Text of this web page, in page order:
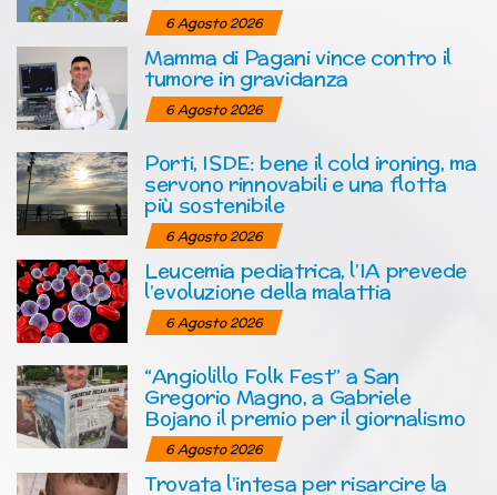
6 Agosto 2026
Mamma di Pagani vince contro il
tumore in gravidanza
6 Agosto 2026
Porti, ISDE: bene il cold ironing, ma
servono rinnovabili e una flotta
più sostenibile
6 Agosto 2026
Leucemia pediatrica, l’IA prevede
l’evoluzione della malattia
6 Agosto 2026
“Angiolillo Folk Fest” a San
Gregorio Magno, a Gabriele
Bojano il premio per il giornalismo
6 Agosto 2026
Trovata l’intesa per risarcire la